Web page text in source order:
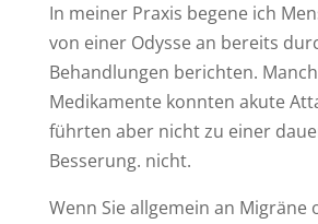
In meiner Praxis begene ich
von einer Odysse an bereits
Behandlungen berichten.
Medikamente konnten akute
führten aber nicht zu einer
Besserung. nicht.
Wenn Sie allgemein an Migräne